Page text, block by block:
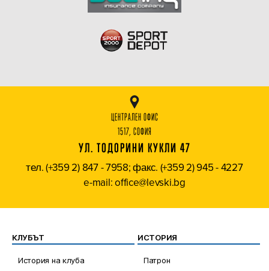
ЦЕНТРАЛЕН ОФИС
1517, СОФИЯ
УЛ. ТОДОРИНИ КУКЛИ 47
тел. (+359 2) 847 - 7958; факс. (+359 2) 945 - 4227
e-mail: office@levski.bg
КЛУБЪТ
История на клуба
ИСТОРИЯ
Патрон